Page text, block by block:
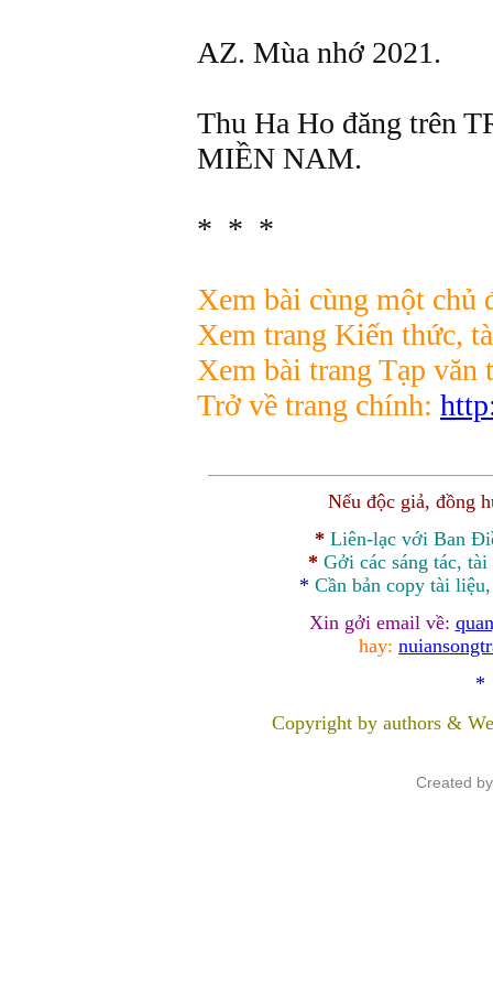
AZ. Mùa nhớ 2021.
Thu Ha Ho đăng trên
MIỀN NAM.
* * *
Xem bài cùng một chủ
Xem trang Kiến thức,
Xem bài trang Tạp
Trở về trang chính:
Nếu độc giả, đồng
* Liên-lạc với Ban
* Gởi các sáng tác,
* Cần bản copy tài
Xin gởi email về:
hay:
*
Copyright by authors &
Created